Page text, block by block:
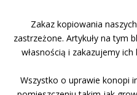
Zakaz kopiowania
zastrzeżone. Artykuły na tym
własnością i zakazujemy
Wszystko o uprawie konopi